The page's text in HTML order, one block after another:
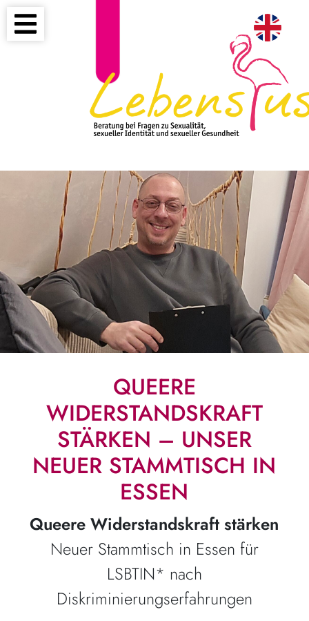
QUEERE
WIDERSTANDSKRAFT
STÄRKEN – UNSER
NEUER STAMMTISCH IN
ESSEN
Queere Widerstandskraft stärken
Neuer Stammtisch in Essen für
LSBTIN* nach
Diskriminierungserfahrungen